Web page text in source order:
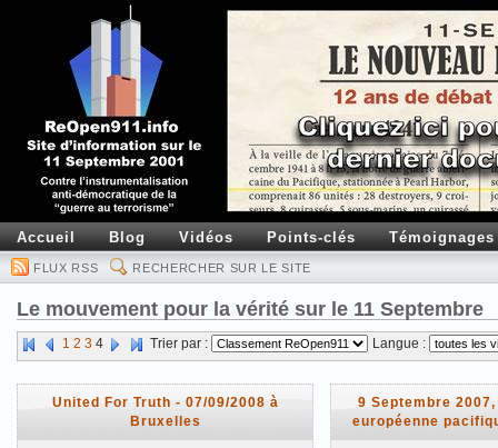
Accueil Blog Vidéos Points-clés Témoignages
FLUX RSS RECHERCHER SUR LE SITE
Le mouvement pour la vérité sur le 11 Septembre
1 2 3 4 Trier par : Langue :
United For Truth - 07/09/2008 à
Bruxelles
9 Septembre
européenne